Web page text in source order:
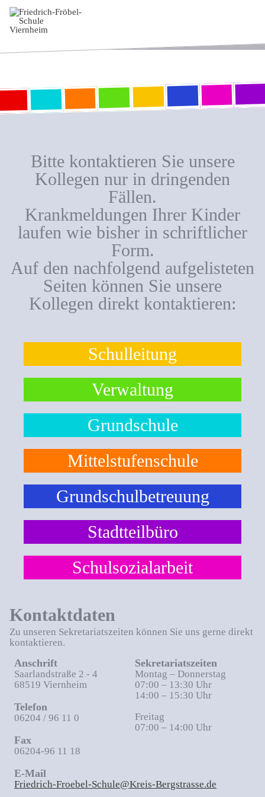
Bitte kontaktieren Sie unsere
Kollegen nur in dringenden
Fällen.
Krankmeldungen Ihrer Kinder
laufen wie bisher in schriftlicher
Form.
Auf den nachfolgend aufgelisteten
Seiten können Sie unsere
Kollegen direkt kontaktieren:
Schulleitung
Verwaltung
Grundschule
Mittelstufenschule
Grundschulbetreuung
Stadtteilbüro
Schulsozialarbeit
Kontaktdaten
Zu unseren Sekretariatszeiten können Sie uns gerne direkt
kontaktieren.
Anschrift
Saarlandstraße 2 - 4
68519 Viernheim
Telefon
06204 / 96 11 0
Fax
06204-96 11 18
Sekretariatszeiten
Montag – Donnerstag
07:00 – 13:30 Uhr
14:00 – 15:30 Uhr
Freitag
07:00 – 14:00 Uhr
E-Mail
Friedrich-Froebel-Schule@Kreis-Bergstrasse.de